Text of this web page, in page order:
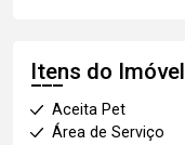
Itens do Imóvel
Aceita Pet
Área de Serviço